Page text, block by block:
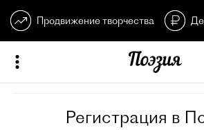
Продвижение творчества
Регистрация в